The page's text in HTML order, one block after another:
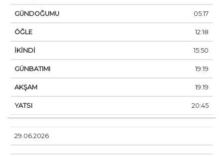
05:17
12:18
15:50
19:19
19:19
20:45
29.06.2026